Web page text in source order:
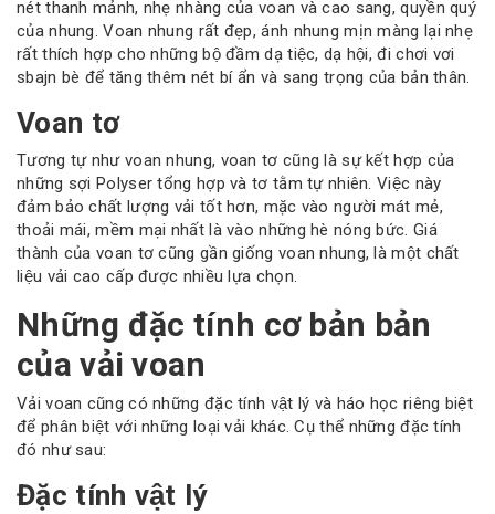
nét thanh mảnh, nhẹ nhàng của voan và cao sang, quyền quý
của nhung. Voan nhung rất đẹp, ánh nhung mịn màng lại nhẹ
rất thích hợp cho những bộ đầm dạ tiệc, dạ hội, đi chơi vơi
sbajn bè để tăng thêm nét bí ẩn và sang trọng của bản thân.
Voan tơ
Tương tự như voan nhung, voan tơ cũng là sự kết hợp của
những sợi Polyser tổng hợp và tơ tằm tự nhiên. Việc này
đảm bảo chất lượng vải tốt hơn, mặc vào người mát mẻ,
thoải mái, mềm mại nhất là vào những hè nóng bức. Giá
thành của voan tơ cũng gần giống voan nhung, là một chất
liệu vải cao cấp được nhiều lựa chọn.
Những đặc tính cơ bản bản
của vải voan
Vải voan cũng có những đặc tính vật lý và háo học riêng biệt
để phân biệt với những loại vải khác. Cụ thể những đặc tính
đó như sau:
Đặc tính vật lý